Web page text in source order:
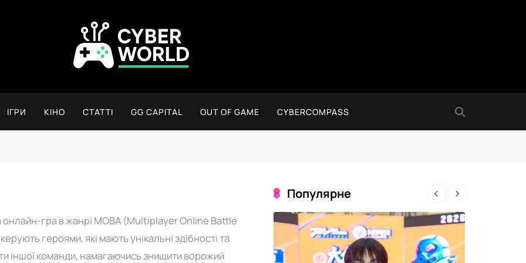
Сyber World
ІГРИ КІНО СТАТТІ GG CAPITAL OUT OF GAME CYBERCOMPASS
гра в жанрі MOBA (Multiplayer Online Battle
героями, які мають унікальні здібності та
іншої команди, намагаючись знищити ворожий
Популярне